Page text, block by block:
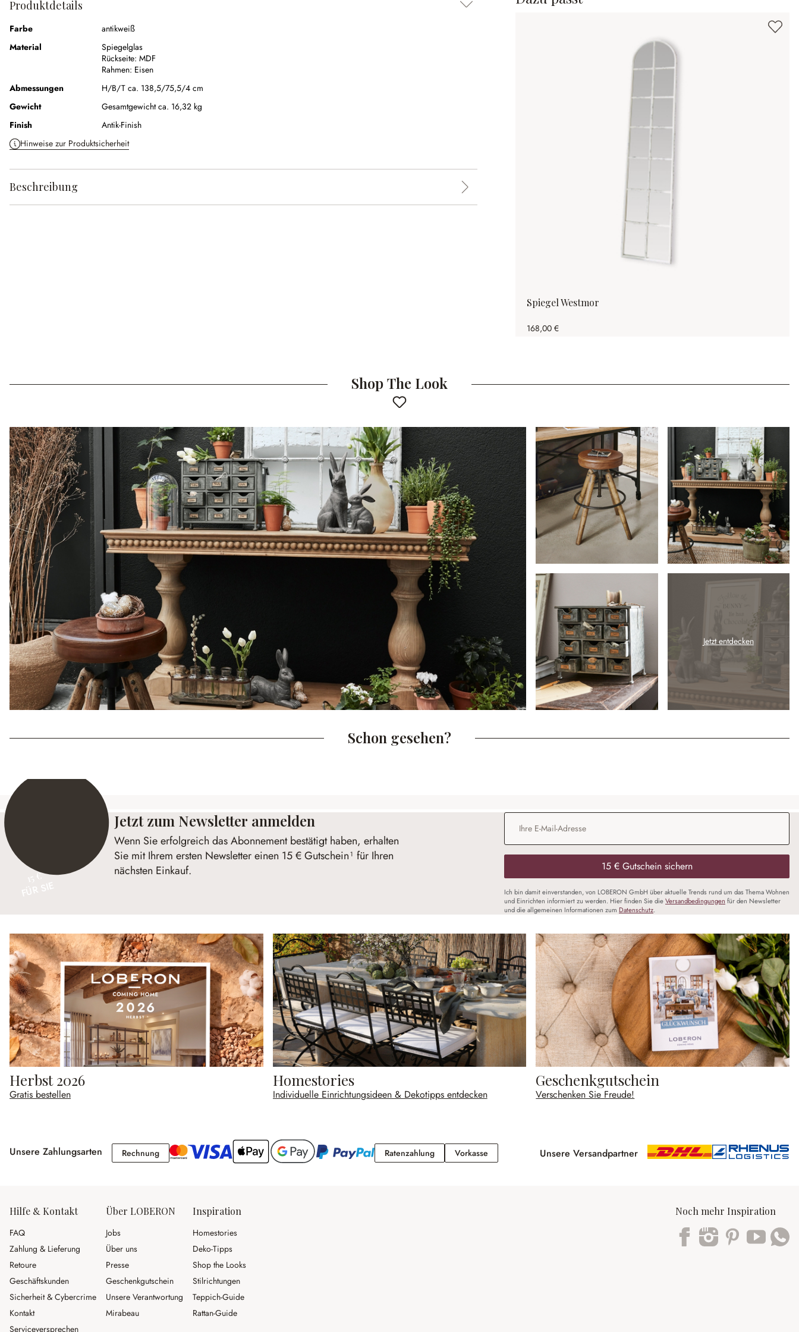
Produktdetails
Farbe
antikweiß
Material
Spiegelglas
Rückseite: MDF
Rahmen: Eisen
Abmessungen
H/B/T ca. 138,5/75,5/4 cm
Gewicht
Gesamtgewicht ca. 16,32 kg
Finish
Antik-Finish
Hinweise zur Produktsicherheit
Beschreibung
Spiegel Westmor
168,00 €
Shop The Look
Jetzt entdecken
Schon gesehen?
15 €
Jetzt zum Newsletter anmelden
Wenn Sie erfolgreich das Abonnement bestätigt haben, erhalten
Sie mit Ihrem ersten Newsletter einen 15 € Gutschein¹ für Ihren
nächsten Einkauf.
E-Mail-Adresse
15 € Gutschein sichern
Ich bin damit einverstanden, von LOBERON GmbH über aktuelle Trends rund um das Thema Wohnen
und Einrichten informiert zu werden. Hier finden Sie dieVersandbedingungen für den Newsletter
und die allgemeinen Informationen zum Datenschutz.
Herbst 2026
Gratis bestellen
Homestories
Individuelle Einrichtungsideen & Dekotipps entdecken
Geschenkgutschein
Verschenken Sie Freude!
Unsere Zahlungsarten RechnungRechnung RatenzahlungRatenzahlung
VorkasseVorkasse Unsere Versandpartner
Hilfe & Kontakt
FAQ
Zahlung & Lieferung
Retoure
Geschäftskunden
Sicherheit & Cybercrime
Kontakt
Serviceversprechen
Über LOBERON
Jobs
Über uns
Presse
Geschenkgutschein
Unsere Verantwortung
Mirabeau
Inspiration
Homestories
Deko-Tipps
Shop the Looks
Stilrichtungen
Teppich-Guide
Rattan-Guide
Noch mehr Inspiration